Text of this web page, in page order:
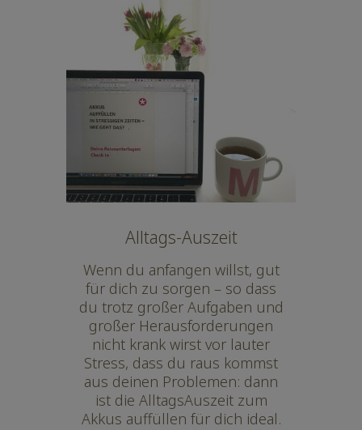
Alltags-Auszeit
Wenn du anfangen willst, gut
für dich zu sorgen – so dass
du trotz großer Aufgaben und
großer Herausforderungen
nicht krank wirst vor lauter
Stress, dass du raus kommst
aus deinen Problemen: dann
ist die AlltagsAuszeit zum
Akkus auffüllen für dich ideal.